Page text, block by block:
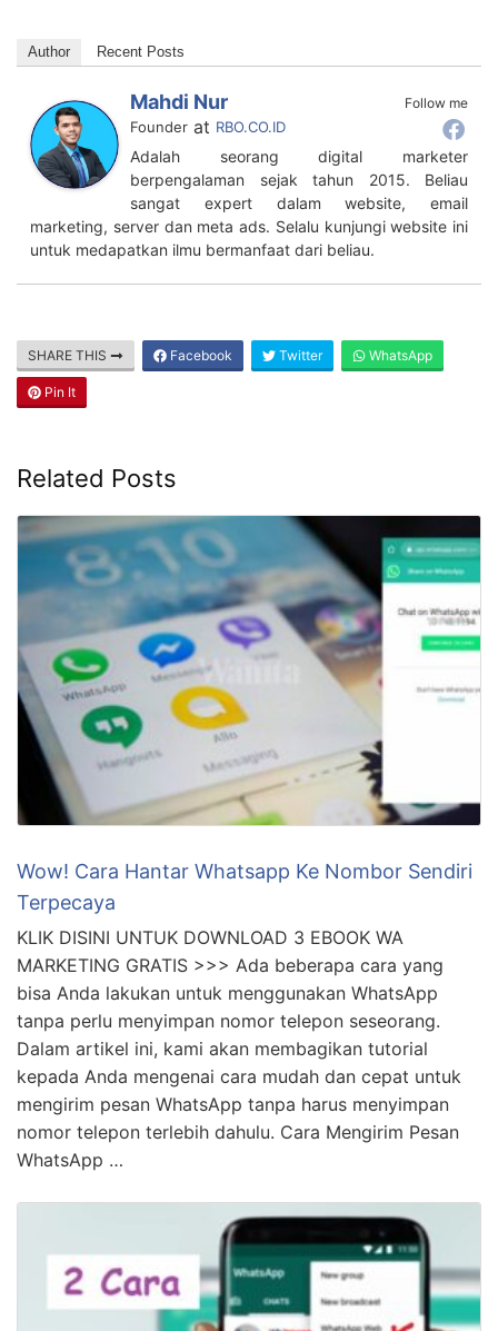
Author Recent Posts
Follow me
Mahdi Nur
Founder at RBO.CO.ID
Adalah seorang digital marketer
berpengalaman sejak tahun 2015. Beliau
sangat expert dalam website, email
marketing, server dan meta ads. Selalu kunjungi website ini
untuk medapatkan ilmu bermanfaat dari beliau.
SHARE THIS Facebook Twitter WhatsApp
Pin It
Related Posts
Wow! Cara Hantar Whatsapp Ke Nombor Sendiri
Terpecaya
KLIK DISINI UNTUK DOWNLOAD 3 EBOOK WA
MARKETING GRATIS >>> Ada beberapa cara yang
bisa Anda lakukan untuk menggunakan WhatsApp
tanpa perlu menyimpan nomor telepon seseorang.
Dalam artikel ini, kami akan membagikan tutorial
kepada Anda mengenai cara mudah dan cepat untuk
mengirim pesan WhatsApp tanpa harus menyimpan
nomor telepon terlebih dahulu. Cara Mengirim Pesan
WhatsApp …